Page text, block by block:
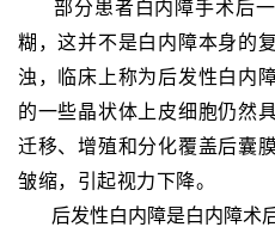
部分患者白内障手术后
糊，这并不是白内障本身的
浊，临床上称为后发性白内
的一些晶状体上皮细胞仍然
迁移、增殖和分化覆盖后囊
皱缩，引起视力下降。
后发性白内障是白内障术